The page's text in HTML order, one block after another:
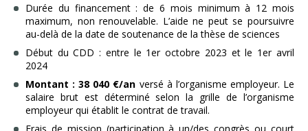
Durée du financement : de 6 mois minimum à 12 mois
maximum, non renouvelable. L’aide ne peut se poursuivre
au-delà de la date de soutenance de la thèse de sciences
Début du CDD : entre le 1er octobre 2023 et le 1er avril
2024
Montant : 38 040 €/an versé à l’organisme employeur. Le
salaire brut est déterminé selon la grille de l’organisme
employeur qui établit le contrat de travail.